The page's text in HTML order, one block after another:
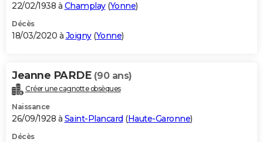
22/02/1938 à Champlay(Yonne)
Décès
18/03/2020 à Joigny(Yonne)
Jeanne PARDE (90 ans)
Créer une cagnotte obsèques
Naissance
26/09/1928 à Saint-Plancard (Haute-Garonne)
Décès